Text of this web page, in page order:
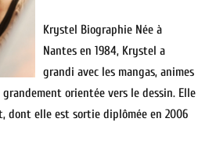
Krystel Biographie Née à
Nantes en 1984, Krystel a
grandi avec les mangas, animes
orientée vers le dessin. Elle
dont elle est sortie diplômée en 2006